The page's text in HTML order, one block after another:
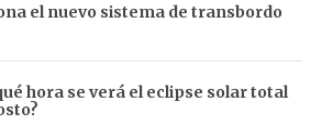
el nuevo sistema de transbordo
hora se verá el eclipse solar total